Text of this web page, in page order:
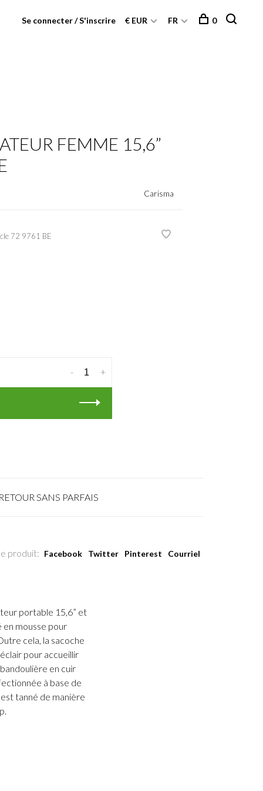
Se connecter / S'inscrire € EUR FR 0
FEMME 15,6”
Carisma
72 9761 BE
+
-
RETOUR SANS PARFAIS
produit: Facebook Twitter Pinterest Courriel
portable 15,6” et
mousse pour
cela, la sacoche
pour accueillir
en cuir
à base de
tanné de manière